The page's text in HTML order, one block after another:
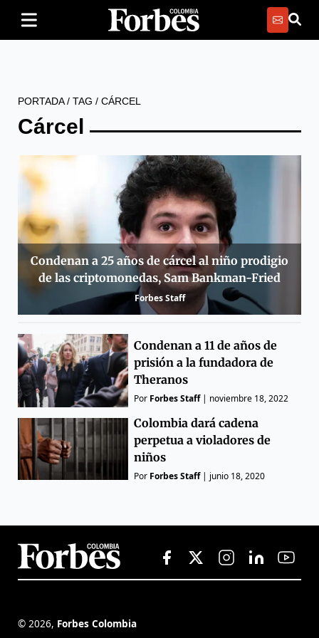
PORTADA/ TAG / CÁRCEL
Cárcel
Condenan a 25 años de cárcel al niño prodigio
de las criptomonedas, Sam Bankman-Fried
Forbes Staff
Condenan a 11 de años de
prisión a la fundadora de
Theranos
Por Forbes Staff| noviembre 18, 2022
Colombia dará cadena
perpetua a violadores de
niños
Por Forbes Staff| junio 18, 2020
© 2026, Forbes Colombia